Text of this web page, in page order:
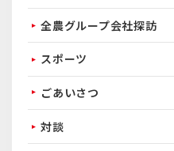
全農グループ会社探訪
スポーツ
ごあいさつ
対談